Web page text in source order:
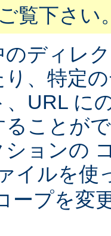
覧下さい
のディレ
、特定
、URL に
ることが
ョンの
イルを使
ープを変